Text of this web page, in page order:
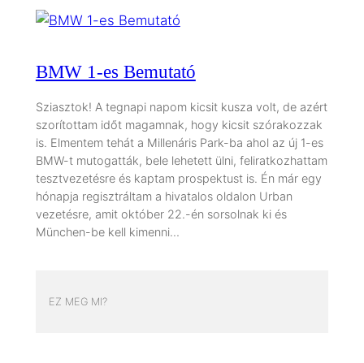
BMW 1-es Bemutató
Sziasztok! A tegnapi napom kicsit kusza volt, de azért
szorítottam időt magamnak, hogy kicsit szórakozzak
is. Elmentem tehát a Millenáris Park-ba ahol az új 1-es
BMW-t mutogatták, bele lehetett ülni, feliratkozhattam
tesztvezetésre és kaptam prospektust is. Én már egy
hónapja regisztráltam a hivatalos oldalon Urban
vezetésre, amit október 22.-én sorsolnak ki és
München-be kell kimenni…
EZ MEG MI?